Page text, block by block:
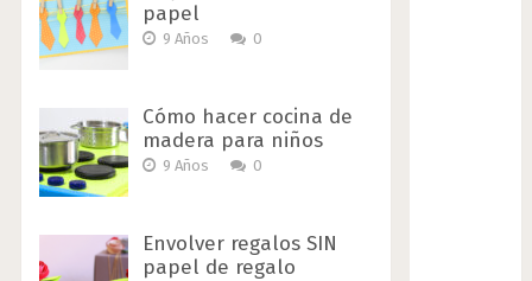
papel
9 Años 0
Cómo hacer cocina de
madera para niños
9 Años 0
Envolver regalos SIN
papel de regalo